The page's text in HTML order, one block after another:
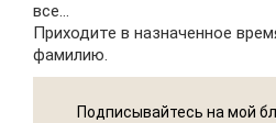
все…
Приходите в назначенное
фамилию.
Подписывайтесь на мой